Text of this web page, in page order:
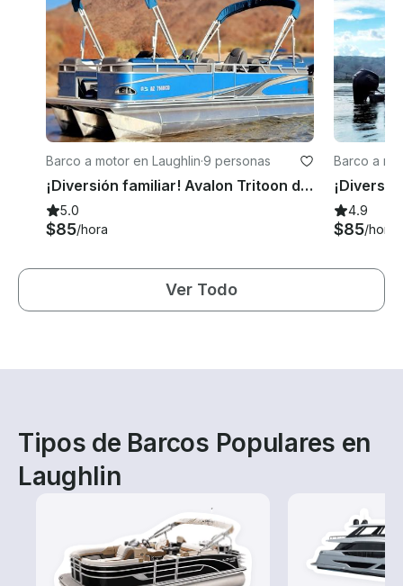
Barco a motor en Laughlin·9 personas
¡Diversión familiar! Avalon Tritoon de 20 pies — 150 CV | Doble Bimini | 2 horas como mínimo
5.0
$85/hora
Barco a
4.9
$85/hora
Ver Todo
Tipos de Barcos Populares en
Laughlin